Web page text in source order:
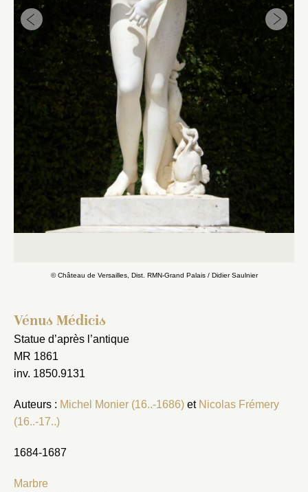
© Château de Versailles, Dist. RMN-Grand Palais / Didier Saulnier
Vénus Médicis
Statue d’après l’antique
MR 1861
inv. 1850.9131
Auteurs : Michel Monier (16..-1686) et Nicolas Frémery
(16..-17..)
1684-1687
Marbre